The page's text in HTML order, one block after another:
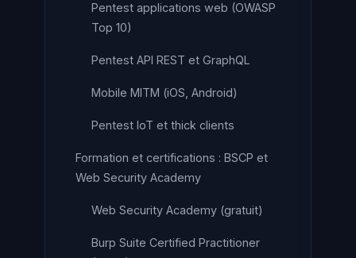
Pentest applications web (OWASP
Top 10)
Pentest API REST et GraphQL
Mobile MITM (iOS, Android)
Pentest IoT et thick clients
Formation et certifications : BSCP et
Web Security Academy
Web Security Academy (gratuit)
Burp Suite Certified Practitioner